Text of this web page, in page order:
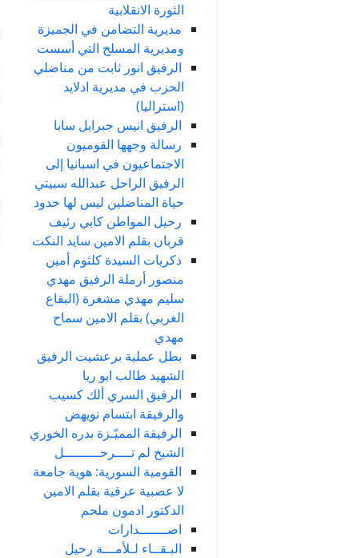
الثورة الانقلابية
مديرية التضامن في الجميزة
ومديرية المسلخ التي أسست
الرفيق انور ثابت من مناضلي
الحزب في مديرية ادلايد
(استراليا)
الرفيق انيس جبرايل سابا
رسالة وجهها القوميون
الاجتماعيون في اسبانيا إلى
الرفيق الراحل عبدالله سبيتي
حياة المناضلين ليس لها حدود
رحيل المواطن كابي رئيف
قربان بقلم الامين سايد النكت
ذكريات السيدة كلثوم أمين
منصور أرملة الرفيق مهدي
سليم مهدي مشغرة (البقاع
الغربي) بقلم الامين سماح
مهدي
بطل عملية برعشيت الرفيق
الشهيد طالب ابو ريا
الرفيق السري ألك كسيب
والرفيقة ابتسام نويهض
الرفيقة المميّـزة بدره الخوري
الشيخ لم تــــرحـــــــــل
القومية السورية: هوية جامعة
لا عصبية عرقية بقلم الامين
الدكتور ادمون ملحم
اصـــــــدارات
البـقــاء لـلأمـــة رحيل